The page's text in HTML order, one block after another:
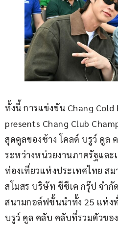
ทั้งนี้ การแข่งขัน Chang Cold
presents Chang Club
สุดคูลของช้าง โคลด์ บรูว์ คูล
ระหว่างหน่วยงานภาครัฐและ
ท่องเที่ยวแห่งประเทศไทย ส
สโมสร บริษัท ซีซีเค กรุ๊ป จำกั
สนามกอล์ฟชั้นนำทั้ง 25 แห่ง
บรูว์ คูล คลับ คลับที่รวมตัวข